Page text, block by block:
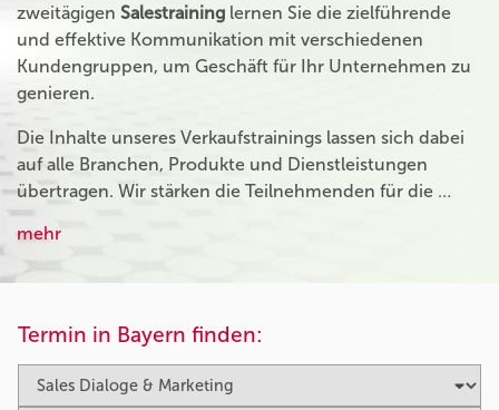
zweitägigen Salestraining lernen Sie die zielführende
und effektive Kommunikation mit verschiedenen
Kundengruppen, um Geschäft für Ihr Unternehmen zu
genieren.
Die Inhalte unseres Verkaufstrainings lassen sich dabei
auf alle Branchen, Produkte und Dienstleistungen
übertragen. Wir stärken die Teilnehmenden für die …
mehr
Termin in Bayern finden: